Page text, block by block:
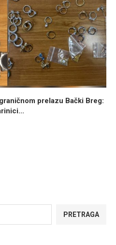
prelazu Bački Breg:
PRETRAGA